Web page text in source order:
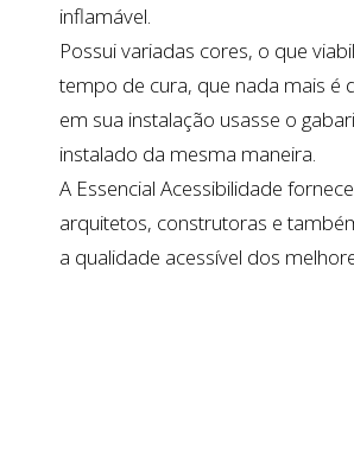
inflamável.
Possui variadas cores, o que
tempo de cura, que nada mais é
em sua instalação usasse o
instalado da mesma maneira.
A Essencial Acessibilidade
arquitetos, construtoras e
a qualidade acessível dos